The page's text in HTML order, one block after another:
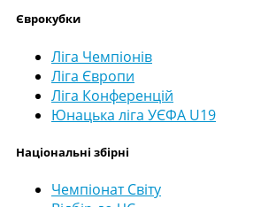
Єврокубки
Ліга Чемпіонів
Ліга Європи
Ліга Конференцій
Юнацька ліга УЄФА U19
Національні збірні
Чемпіонат Світу